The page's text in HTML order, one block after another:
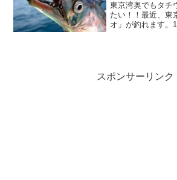
東京湾奥でもタチ
たい！！最近、東
オ」が釣れます。
スポンサーリンク